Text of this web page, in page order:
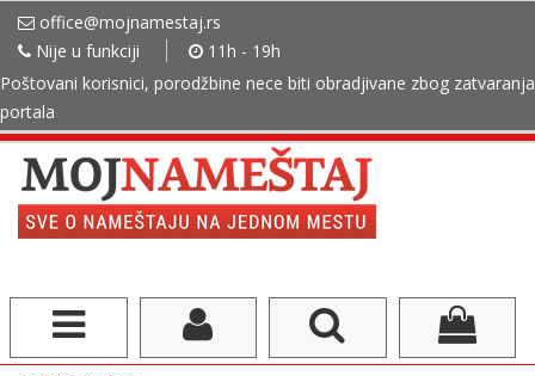
office@mojnamestaj.rs
Nije u funkciji
11h - 19h
Poštovani korisnici, porodžbine nece biti obradjivane zbog zatvaranja
portala